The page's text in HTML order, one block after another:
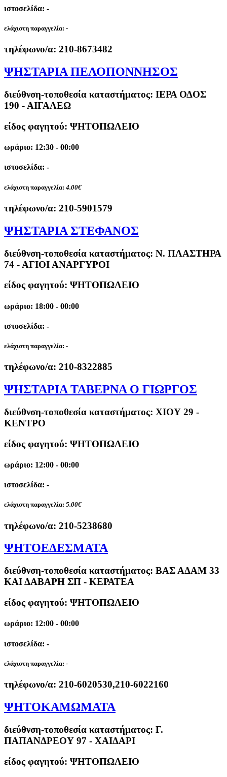
ιστοσελίδα: -
ελάχιστη παραγγελία: -
τηλέφωνο/α: 210-8673482
ΨΗΣΤΑΡΙΑ ΠΕΛΟΠΟΝΝΗΣΟΣ
διεύθνση-τοποθεσία καταστήματος: ΙΕΡΑ ΟΔΟΣ
190 - ΑΙΓΑΛΕΩ
είδος φαγητού: ΨΗΤΟΠΩΛΕΙΟ
ωράριο: 12:30 - 00:00
ιστοσελίδα: -
ελάχιστη παραγγελία: 4.00€
τηλέφωνο/α: 210-5901579
ΨΗΣΤΑΡΙΑ ΣΤΕΦΑΝΟΣ
διεύθνση-τοποθεσία καταστήματος: Ν. ΠΛΑΣΤΗΡΑ
74 - ΑΓΙΟΙ ΑΝΑΡΓΥΡΟΙ
είδος φαγητού: ΨΗΤΟΠΩΛΕΙΟ
ωράριο: 18:00 - 00:00
ιστοσελίδα: -
ελάχιστη παραγγελία: -
τηλέφωνο/α: 210-8322885
ΨΗΣΤΑΡΙΑ ΤΑΒΕΡΝΑ Ο ΓΙΩΡΓΟΣ
διεύθνση-τοποθεσία καταστήματος: ΧΙΟΥ 29 -
ΚΕΝΤΡΟ
είδος φαγητού: ΨΗΤΟΠΩΛΕΙΟ
ωράριο: 12:00 - 00:00
ιστοσελίδα: -
ελάχιστη παραγγελία: 5.00€
τηλέφωνο/α: 210-5238680
ΨΗΤΟΕΔΕΣΜΑΤΑ
διεύθνση-τοποθεσία καταστήματος: ΒΑΣ ΑΔΑΜ 33
ΚΑΙ ΔΑΒΑΡΗ ΣΠ - ΚΕΡΑΤΕΑ
είδος φαγητού: ΨΗΤΟΠΩΛΕΙΟ
ωράριο: 12:00 - 00:00
ιστοσελίδα: -
ελάχιστη παραγγελία: -
τηλέφωνο/α: 210-6020530,210-6022160
ΨΗΤΟΚΑΜΩΜΑΤΑ
διεύθνση-τοποθεσία καταστήματος: Γ.
ΠΑΠΑΝΔΡΕΟΥ 97 - ΧΑΙΔΑΡΙ
είδος φαγητού: ΨΗΤΟΠΩΛΕΙΟ